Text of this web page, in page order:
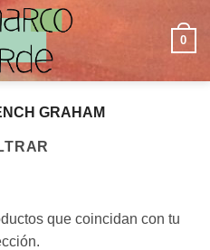
0
GRAHAM
que coincidan con tu